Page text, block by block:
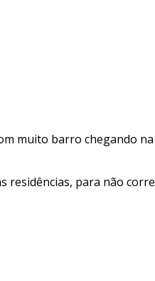
muito barro chegando
residências, para não